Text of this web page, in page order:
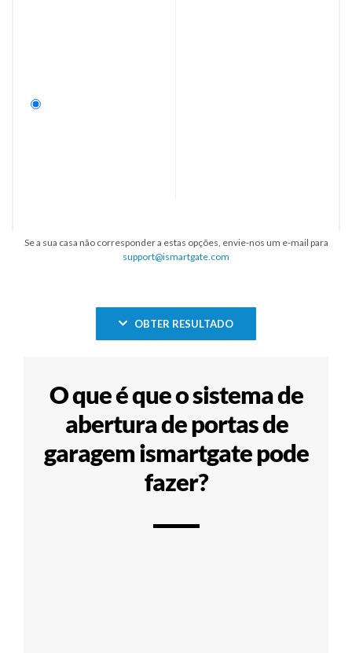
Se a sua casa não corresponder a estas opções, envie-nos um e-mail para
support@ismartgate.com
OBTER RESULTADO
O que é que o sistema de
abertura de portas de
garagem ismartgate pode
fazer?